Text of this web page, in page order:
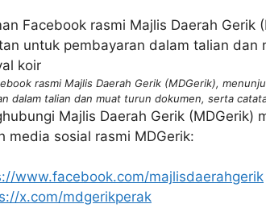
rasmi Majlis Daerah Gerik (MDGerik),
dalam talian dan muat turun dokumen, serta
Majlis Daerah Gerik (MDGerik)
media sosial rasmi MDGerik:
www.facebook.com/majlisdaerahgerik
x.com/mdgerikperak